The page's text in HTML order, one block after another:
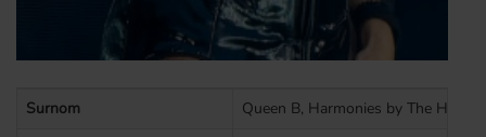
Surnom
Queen B, Harmonies by The Hive,